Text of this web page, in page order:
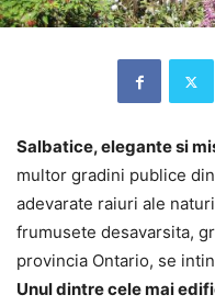
Salbatice, elegante si
multor gradini publice
adevarate raiuri ale
frumusete desavarsita,
provincia Ontario, se
Unul dintre cele mai